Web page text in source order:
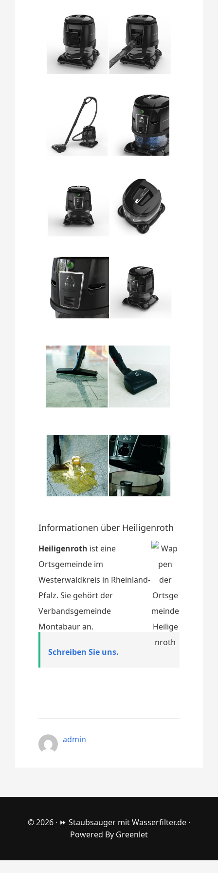
Informationen über Heiligenroth
Heiligenroth ist eine
Ortsgemeinde im
Westerwaldkreis in Rheinland-
Pfalz. Sie gehört der
Verbandsgemeinde
Montabaur an.
Schreiben Sie uns.
admin
© 2026 · ⏩ Staubsauger mit Wasserfilter.de ·
Powered By Greenlet